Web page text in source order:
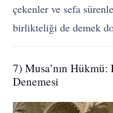
çekenler ve sefa
birlikteliği de demek
7) Musa’nın
Denemesi